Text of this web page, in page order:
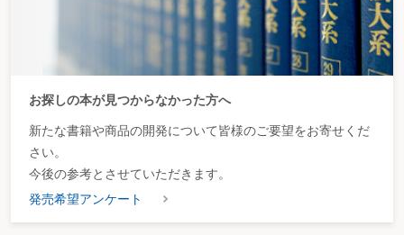
お探しの本が見つからなかった方へ
新たな書籍や商品の開発について皆様のご要望をお寄せくだ
さい。
今後の参考とさせていただきます。
発売希望アンケート